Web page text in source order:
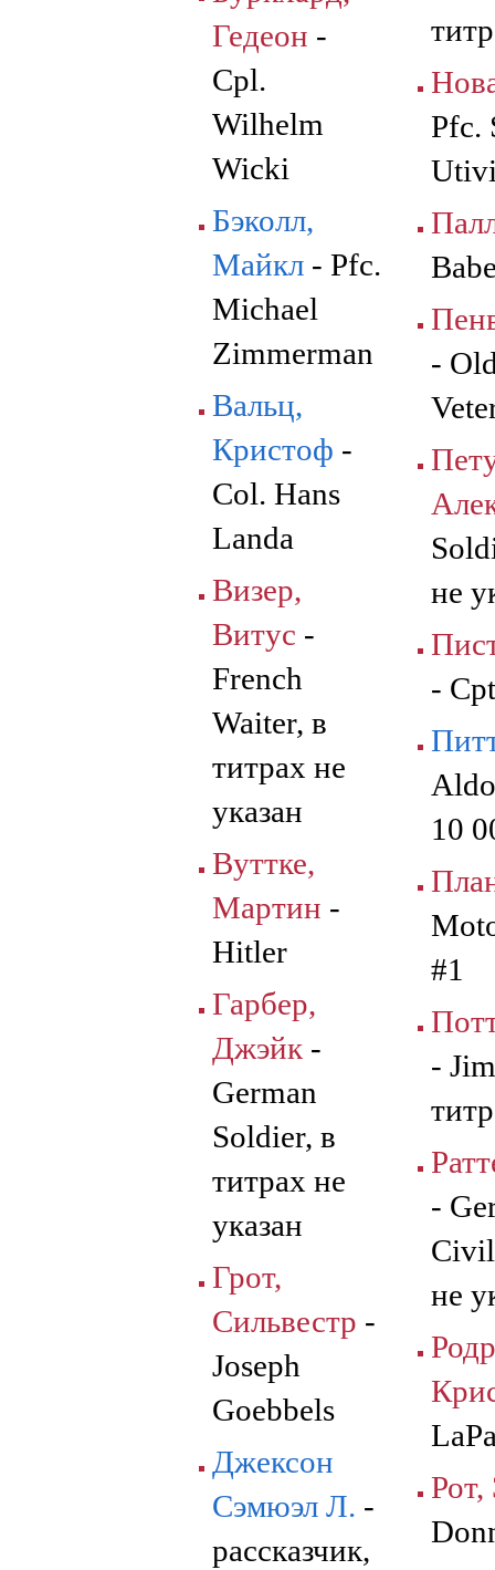
Гедеон -
Cpl.
Wilhelm
Wicki
Бэколл,
Майкл - Pfc.
Michael
Zimmerman
Вальц,
Кристоф -
Col. Hans
Landa
Визер,
Витус -
French
Waiter, в
титрах не
указан
Вуттке,
Мартин -
Hitler
Гарбер,
Джэйк -
German
Soldier, в
титрах не
указан
Грот,
Сильвестр -
Joseph
Goebbels
Джексон
Сэмюэл Л. -
рассказчик,
Pfc.
-
не
-
10
#1
-
-
не
Рот,